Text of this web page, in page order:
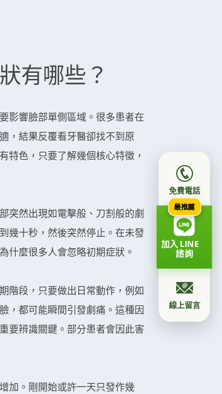
有哪些？
影響臉部單側區域。很多患者在
，結果反覆看牙醫卻找不到原
特色，只要了解幾個核心特徵，
突然出現如電擊般、刀割般的劇
幾十秒，然後突然停止。在未發
什麼很多人會忽略初期症狀。
階段，只要做出日常動作，例如
，都可能瞬間引發劇痛。這種因
要辨識關鍵。部分患者會因此害
加。剛開始或許一天只發作幾
免費電話
最推薦
加入 LINE
諮詢
線上留言